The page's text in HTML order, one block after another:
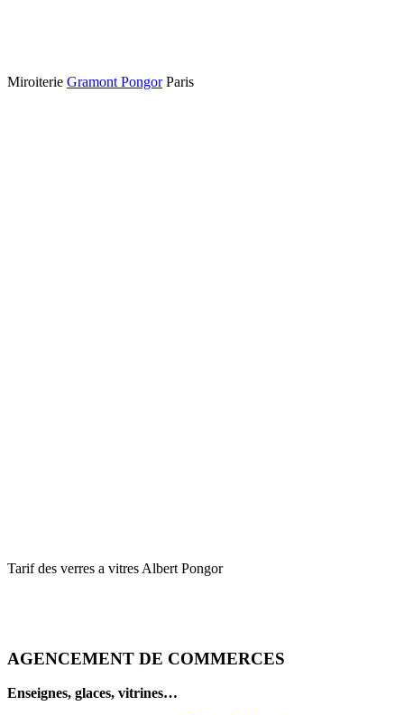
Miroiterie Gramont PongorParis
Tarif des verres a vitres Albert Pongor
AGENCEMENT DE COMMERCES
Enseignes, glaces, vitrines…